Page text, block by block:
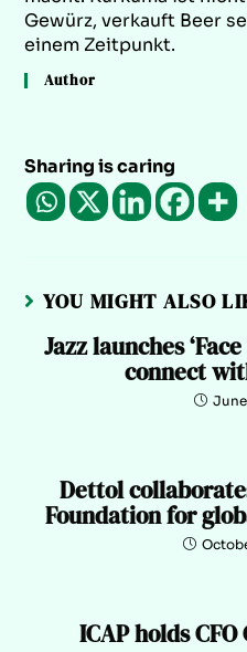
Gewürz, verkauft Beer
einem Zeitpunkt.
Author
Sharing is caring
YOU MIGHT ALSO
Jazz launches
connect
June
Dettol
Foundation for
ICAP holds